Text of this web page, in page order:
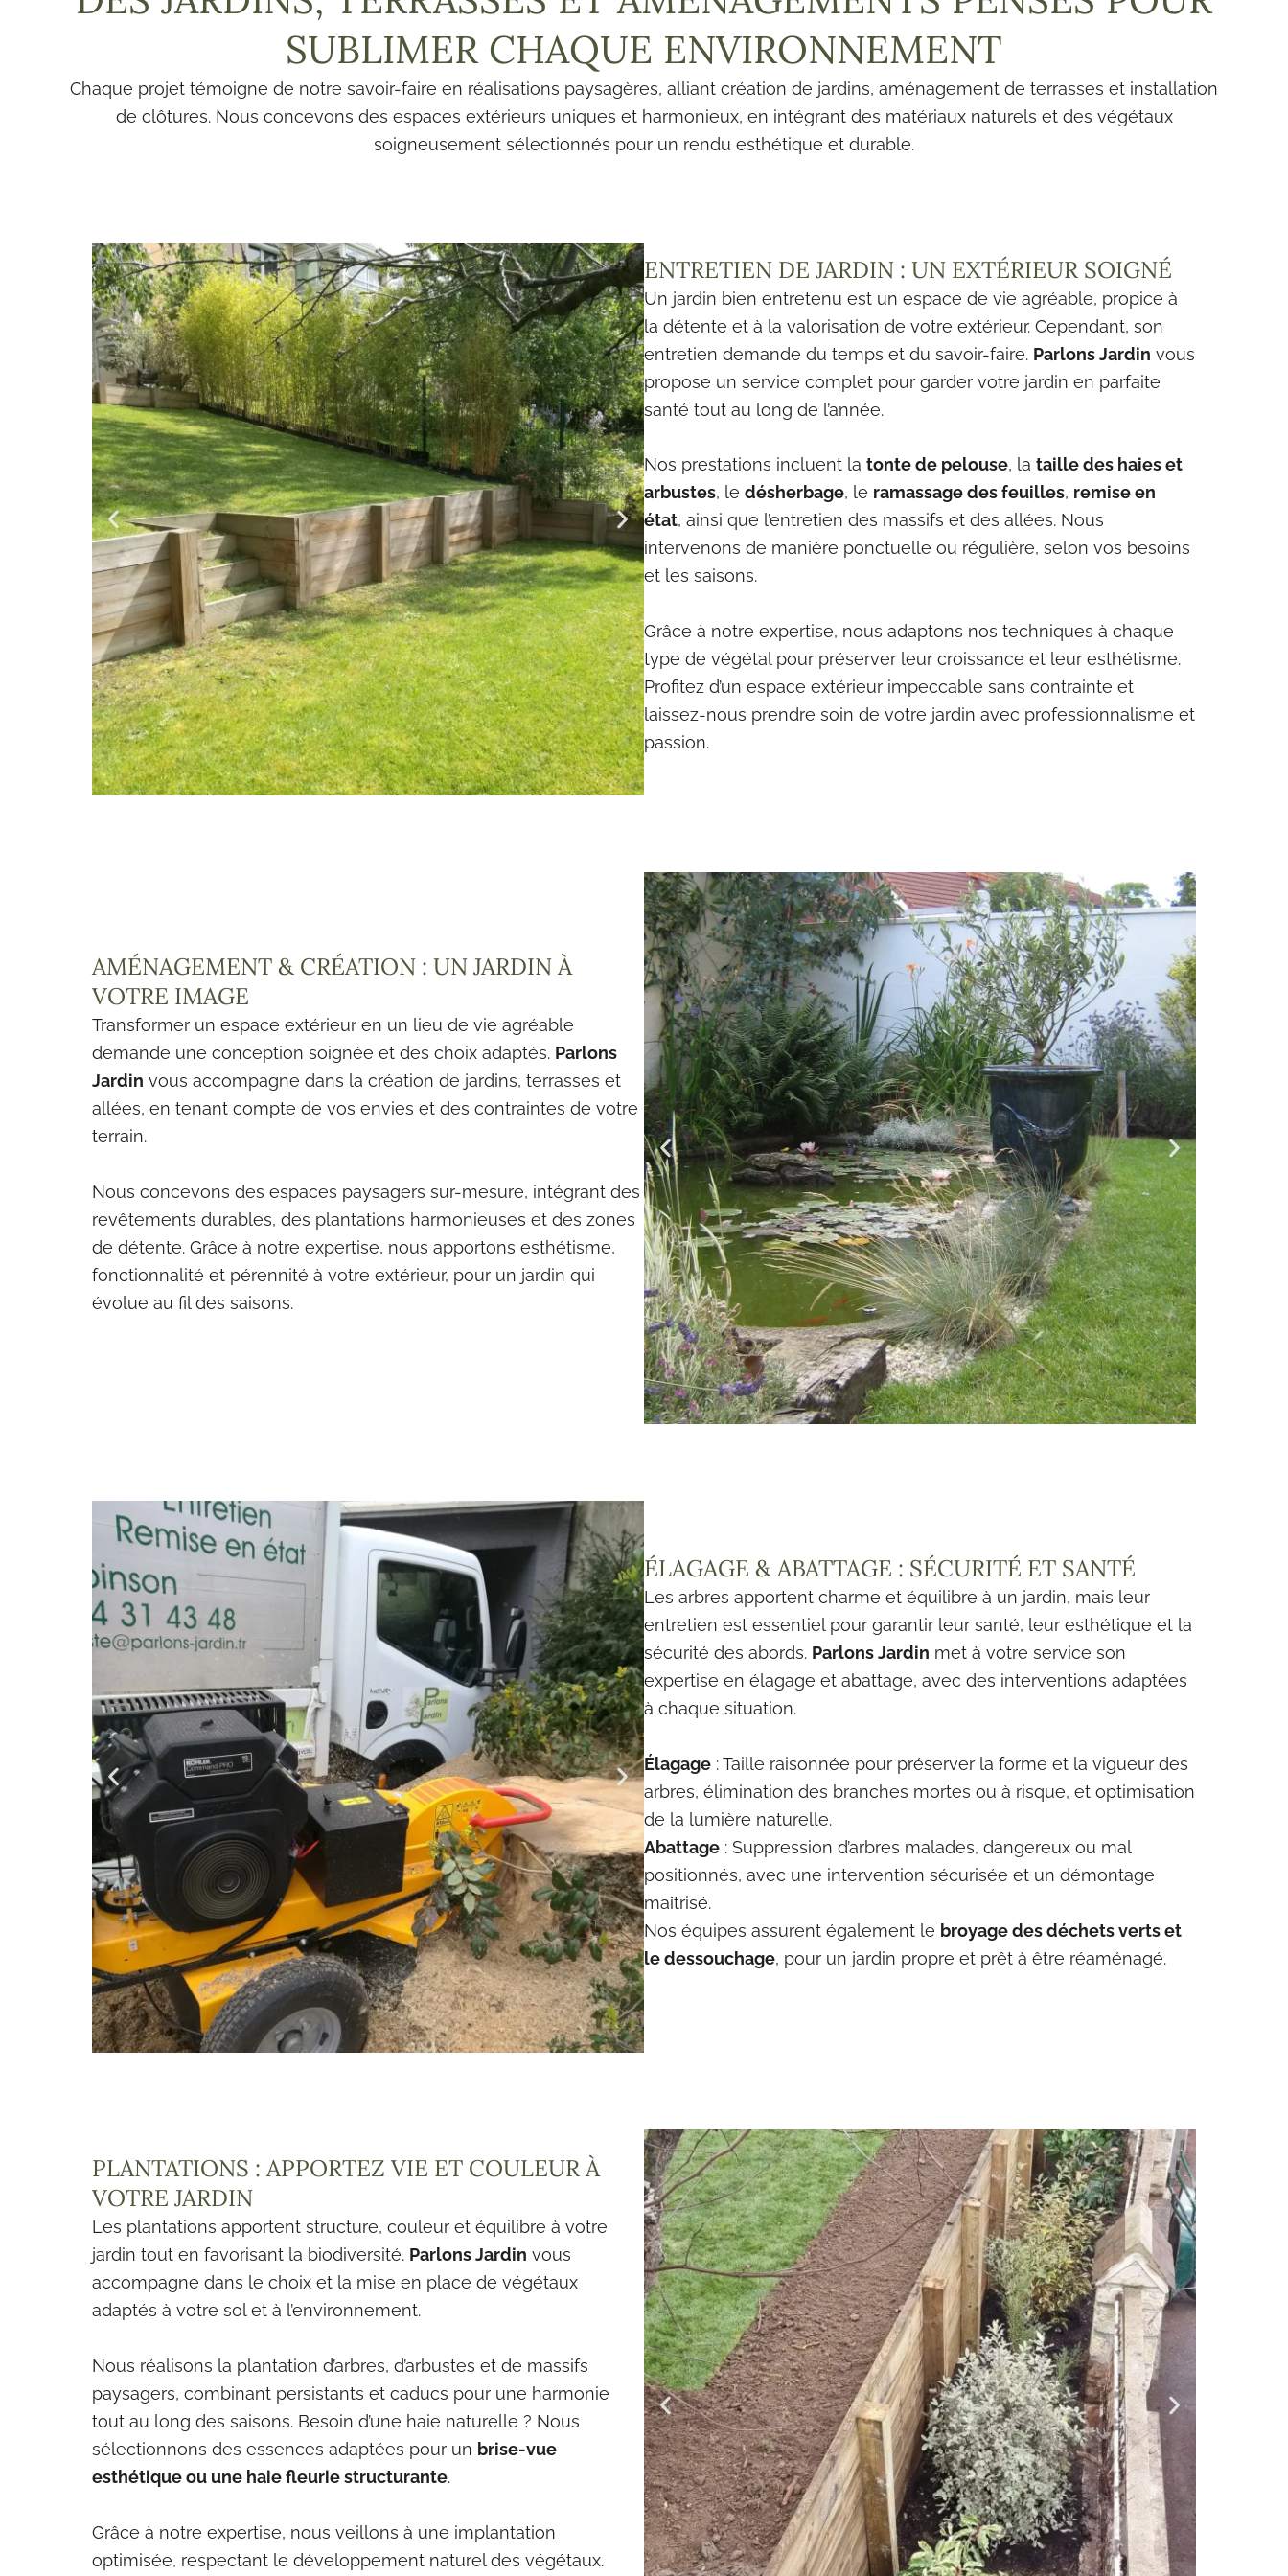
SUBLIMER CHAQUE ENVIRONNEMENT
Chaque projet témoigne de notre savoir-faire en réalisations paysagères, alliant création de jardins, aménagement de terrasses et installation
de clôtures. Nous concevons des espaces extérieurs uniques et harmonieux, en intégrant des matériaux naturels et des végétaux
soigneusement sélectionnés pour un rendu esthétique et durable.
ENTRETIEN DE JARDIN : UN EXTÉRIEUR SOIGNÉ
Un jardin bien entretenu est un espace de vie agréable, propice à
la détente et à la valorisation de votre extérieur. Cependant, son
entretien demande du temps et du savoir-faire. Parlons Jardin vous
propose un service complet pour garder votre jardin en parfaite
santé tout au long de l’année.
Nos prestations incluent la tonte de pelouse, la taille des haies et
arbustes, le désherbage, le ramassage des feuilles, remise en
état, ainsi que l’entretien des massifs et des allées. Nous
intervenons de manière ponctuelle ou régulière, selon vos besoins
et les saisons.
Grâce à notre expertise, nous adaptons nos techniques à chaque
type de végétal pour préserver leur croissance et leur esthétisme.
Profitez d’un espace extérieur impeccable sans contrainte et
laissez-nous prendre soin de votre jardin avec professionnalisme et
passion.
AMÉNAGEMENT & CRÉATION : UN JARDIN À
VOTRE IMAGE
Transformer un espace extérieur en un lieu de vie agréable
demande une conception soignée et des choix adaptés. Parlons
Jardin vous accompagne dans la création de jardins, terrasses et
allées, en tenant compte de vos envies et des contraintes de votre
terrain.
Nous concevons des espaces paysagers sur-mesure, intégrant des
revêtements durables, des plantations harmonieuses et des zones
de détente. Grâce à notre expertise, nous apportons esthétisme,
fonctionnalité et pérennité à votre extérieur, pour un jardin qui
évolue au fil des saisons.
ÉLAGAGE & ABATTAGE : SÉCURITÉ ET SANTÉ
Les arbres apportent charme et équilibre à un jardin, mais leur
entretien est essentiel pour garantir leur santé, leur esthétique et la
sécurité des abords. Parlons Jardin met à votre service son
expertise en élagage et abattage, avec des interventions adaptées
à chaque situation.
Élagage : Taille raisonnée pour préserver la forme et la vigueur des
arbres, élimination des branches mortes ou à risque, et optimisation
de la lumière naturelle.
Abattage : Suppression d’arbres malades, dangereux ou mal
positionnés, avec une intervention sécurisée et un démontage
maîtrisé.
Nos équipes assurent également le broyage des déchets verts et
le dessouchage, pour un jardin propre et prêt à être réaménagé.
PLANTATIONS : APPORTEZ VIE ET COULEUR À
VOTRE JARDIN
Les plantations apportent structure, couleur et équilibre à votre
jardin tout en favorisant la biodiversité. Parlons Jardin vous
accompagne dans le choix et la mise en place de végétaux
adaptés à votre sol et à l’environnement.
Nous réalisons la plantation d’arbres, d’arbustes et de massifs
paysagers, combinant persistants et caducs pour une harmonie
tout au long des saisons. Besoin d’une haie naturelle ? Nous
sélectionnons des essences adaptées pour un brise-vue
esthétique ou une haie fleurie structurante.
Grâce à notre expertise, nous veillons à une implantation
optimisée, respectant le développement naturel des végétaux.